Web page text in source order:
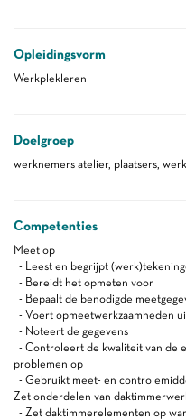
Opleidingsvorm
Werkplekleren
Doelgroep
werknemers atelier, plaatsers,
Competenties
Meet op
- Leest en begrijpt
- Bereidt het opmeten voor
- Bepaalt de benodigde
- Voert opmeetwerkzaamheden
- Noteert de gegevens
- Controleert de kwaliteit van de
problemen op
- Gebruikt meet- en
Zet onderdelen van
- Zet daktimmerelementen op